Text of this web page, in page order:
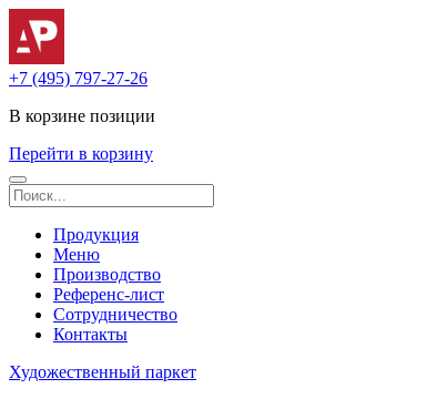
+7 (495) 797-27-26
В корзине позиции
Перейти в корзину
Продукция
Меню
Производство
Референс-лист
Сотрудничество
Контакты
Художественный паркет